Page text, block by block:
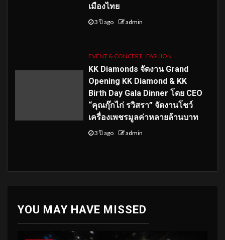
เมืองไทย
3 ปี ago admin
EVENT & CONCERT FASHION
KK Diamonds จัดงาน Grand
Opening KK Diamond & KK
Birth Day Gala Dinner โดย CEO
“คุณกุ๊กไก่ รวิสรา” จัดงานโชว์
เครื่องเพชรมูลค่าหลายล้านบาท
3 ปี ago admin
YOU MAY HAVE MISSED